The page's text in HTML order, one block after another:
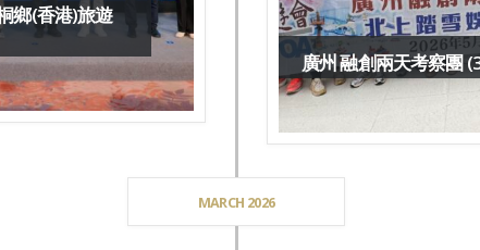
鄉(香港)旅遊
廣州 融創兩天考察團
MARCH 2026